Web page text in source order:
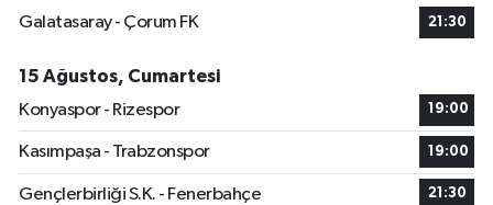
Galatasaray - Çorum FK
21:30
15 Ağustos, Cumartesi
Konyaspor - Rizespor
19:00
Kasımpaşa - Trabzonspor 19:00
Gençlerbirliği S.K. - Fenerbahçe 21:30